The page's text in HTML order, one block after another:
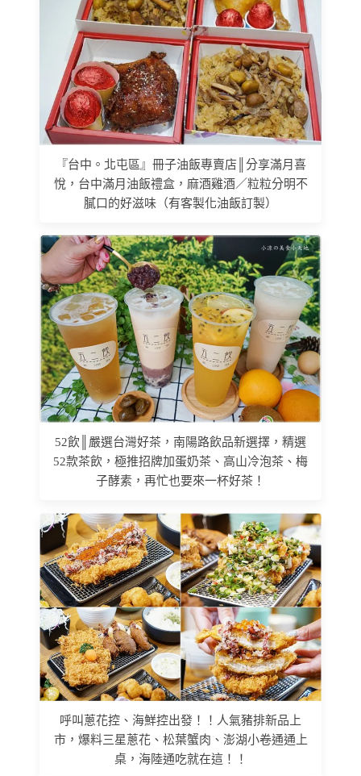
『台中。北屯區』冊子油飯專賣店║分享滿月喜
悅，台中滿月油飯禮盒，麻酒雞酒／粒粒分明不
膩口的好滋味（有客製化油飯訂製）
52飲║嚴選台灣好茶，南陽路飲品新選擇，精選
52款茶飲，極推招牌加蛋奶茶、高山冷泡茶、梅
子酵素，再忙也要來一杯好茶！
呼叫蔥花控、海鮮控出發！！人氣豬排新品上
市，爆料三星蔥花、松葉蟹肉、澎湖小卷通通上
桌，海陸通吃就在這！！